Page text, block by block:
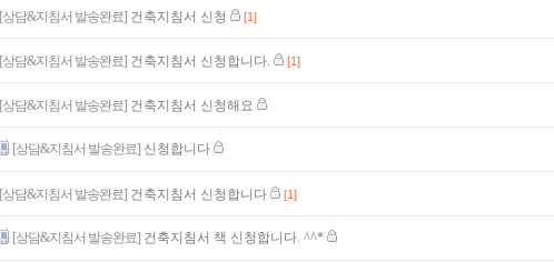
[상담&지침서 발송완료] 건축지침서 신청 [1]
[상담&지침서 발송완료] 건축지침서 신청합니다. [1]
[상담&지침서 발송완료] 건축지침서 신청해요
[상담&지침서 발송완료] 신청합니다
[상담&지침서 발송완료] 건축지침서 신청합니다 [1]
[상담&지침서 발송완료] 건축지침서 책 신청합니다. ^^*